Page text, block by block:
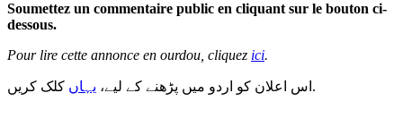
Soumettez un commentaire public en cliquant sur le bouton ci-
dessous.
Pour lire cette annonce en ourdou, cliquez ici.
اس اعلان کو اردو میں پڑھنے کے لیے، یہاں کلک کریں.